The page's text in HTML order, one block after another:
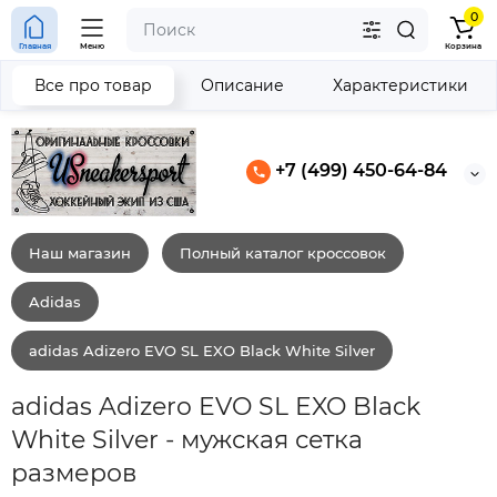
+7 (499) 450-64-84
Главная Меню
0
Корзина
Наш магазин Полный каталог кроссовок
Adidas
adidas Adizero EVO SL EXO Black White Silver
adidas Adizero EVO SL EXO Black
White Silver - мужская сетка
размеров
Все про товар Описание Характеристики